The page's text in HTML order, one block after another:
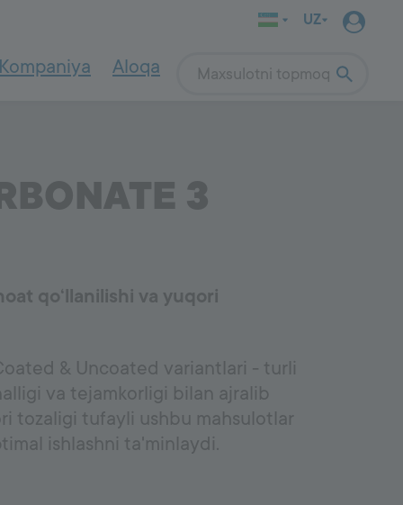
UZ
Atrof-muhitga oid qo‘llanmalar
Aloqa Search
3
qo‘llanilishi va yuqori
& Uncoated variantlari - turli
va tejamkorligi bilan ajralib
tozaligi tufayli ushbu mahsulotlar
ishlashni ta'minlaydi.